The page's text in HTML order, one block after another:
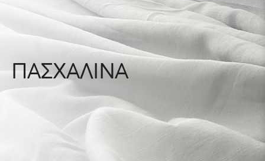
ΠΑΣΧΑΛΙΝΑ
ΦΙΛΤΡΑ
Φίλτρων